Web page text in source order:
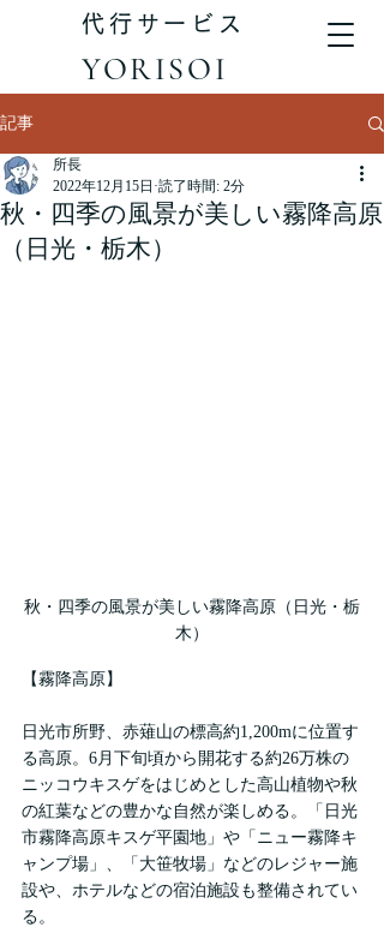
代行サービス
YORISOI
記事
秋・四季の風景が美しい霧降高原
（日光・栃木）
所長
2022年12月15日 読了時間: 2分
秋・四季の風景が美しい霧降高原（日光・栃
木）
【霧降高原】
日光市所野、赤薙山の標高約1,200mに位置す
る高原。6月下旬頃から開花する約26万株の
ニッコウキスゲをはじめとした高山植物や秋
の紅葉などの豊かな自然が楽しめる。「日光
市霧降高原キスゲ平園地」や「ニュー霧降キ
ャンプ場」、「大笹牧場」などのレジャー施
設や、ホテルなどの宿泊施設も整備されてい
る。